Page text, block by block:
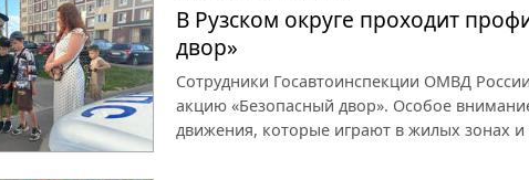
В Рузском округе проходит
двор»
Сотрудники Госавтоинспекции ОМВД
акцию «Безопасный двор». Особое
движения, которые играют в жилых зонах